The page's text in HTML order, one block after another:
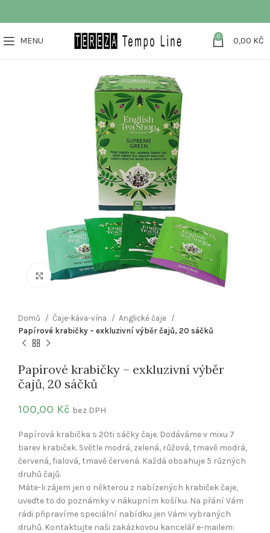
MENU 0 0,00 KČ
Klikněte pro zvětšení
Domů Čaje-káva-vína
Anglické čaje
Papírové krabičky – exkluzivní výběr čajů, 20 sáčků
Papírové krabičky – exkluzivní výběr
čajů, 20 sáčků
100,00 Kč bez DPH
Papírová krabička s 20ti sáčky čaje. Dodáváme v mixu 7
barev krabiček. Světle modrá, zelená, růžová, tmavě modrá,
červená, fialová, tmavě červená. Každá obsahuje 5 různých
druhů čajů.
Máte-li zájem jen o některou z nabízených krabiček čaje,
uveďte to do poznámky v nákupním košíku. Na přání Vám
rádi připravíme speciální nabídku jen Vámi vybraných
druhů. Kontaktujte naši zakázkovou kancelář e-mailem: